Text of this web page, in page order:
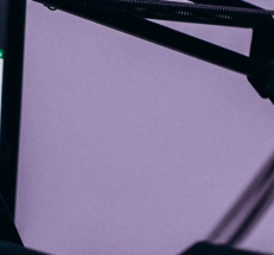
MARKETING KONTAKT